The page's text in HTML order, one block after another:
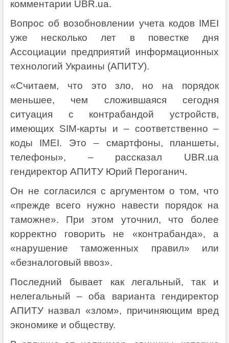
комментарии UBR.ua.
Вопрос об возобновлении учета кодов IMEI
уже несколько лет в повестке дня
Ассоциации предприятий информационных
технологий Украины (АПИТУ).
«Считаем, что это зло, но на порядок
меньшее, чем сложившаяся сегодня
ситуация с контрабандой устройств,
имеющих SIM-карты и – соответственно –
коды IMEI. Это – смартфоны, планшеты,
телефоны», – рассказал UBR.ua
гендиректор АПИТУ Юрий Пероганич.
Он не согласился с аргументом о том, что
«прежде всего нужно навести порядок на
таможне». При этом уточнил, что более
корректно говорить не «контрабанда», а
«нарушение таможенных правил» или
«безналоговый ввоз».
Последний бывает как легальный, так и
нелегальный – оба варианта гендиректор
АПИТУ назвал «злом», причиняющим вред
экономике и обществу.